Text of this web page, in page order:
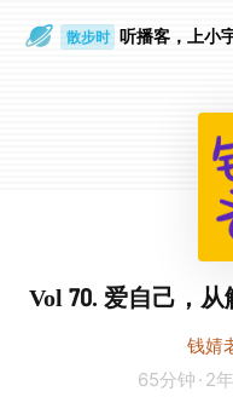
散步时 听播客，上小
Vol 70. 爱自己，
钱婧
65分钟 · 2